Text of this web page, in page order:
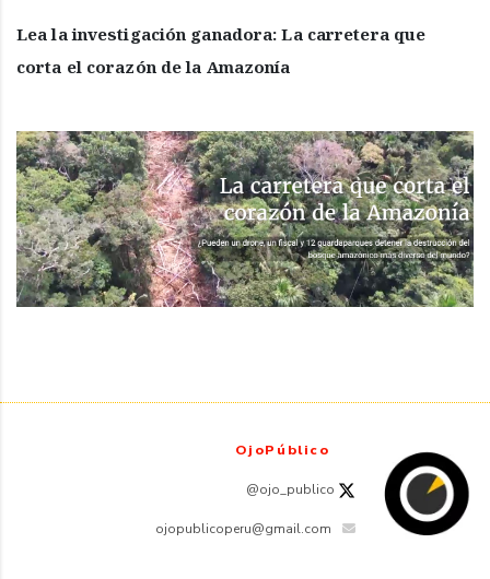
Lea la investigación ganadora: La carretera que
corta el corazón de la Amazonía
OjoPúblico
@ojo_publico
ojopublicoperu@gmail.com